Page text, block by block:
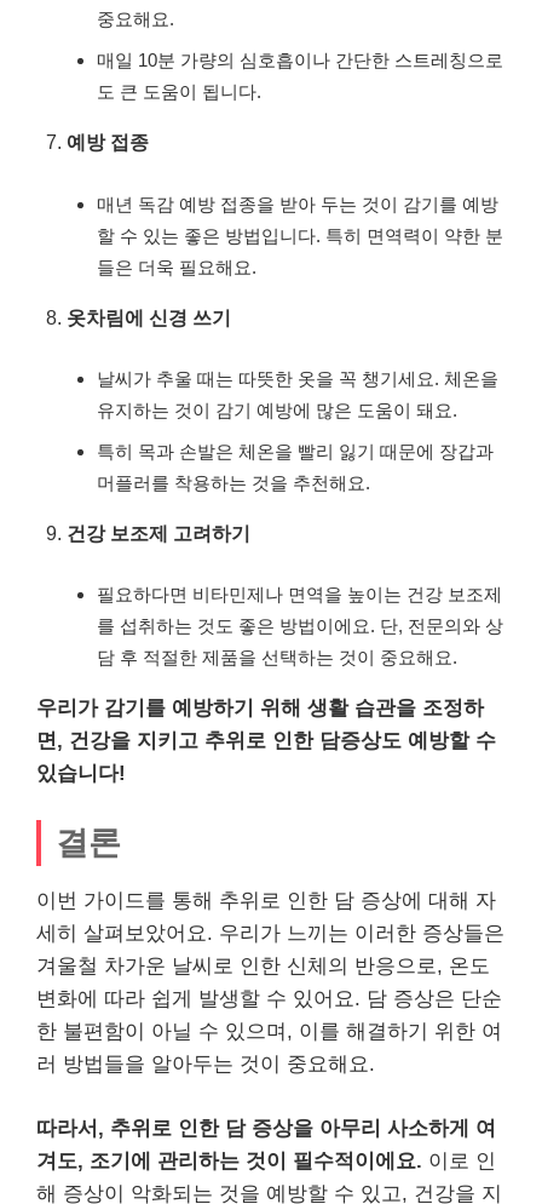
중요해요.
매일 10분 가량의 심호흡이나 간단한 스트레칭으로
도 큰 도움이 됩니다.
예방 접종
매년 독감 예방 접종을 받아 두는 것이 감기를 예방
할 수 있는 좋은 방법입니다. 특히 면역력이 약한 분
들은 더욱 필요해요.
옷차림에 신경 쓰기
날씨가 추울 때는 따뜻한 옷을 꼭 챙기세요. 체온을
유지하는 것이 감기 예방에 많은 도움이 돼요.
특히 목과 손발은 체온을 빨리 잃기 때문에 장갑과
머플러를 착용하는 것을 추천해요.
건강 보조제 고려하기
필요하다면 비타민제나 면역을 높이는 건강 보조제
를 섭취하는 것도 좋은 방법이에요. 단, 전문의와 상
담 후 적절한 제품을 선택하는 것이 중요해요.
우리가 감기를 예방하기 위해 생활 습관을 조정하
면, 건강을 지키고 추위로 인한 담증상도 예방할 수
있습니다!
결론
이번 가이드를 통해 추위로 인한 담 증상에 대해 자
세히 살펴보았어요. 우리가 느끼는 이러한 증상들은
겨울철 차가운 날씨로 인한 신체의 반응으로, 온도
변화에 따라 쉽게 발생할 수 있어요. 담 증상은 단순
한 불편함이 아닐 수 있으며, 이를 해결하기 위한 여
러 방법들을 알아두는 것이 중요해요.
따라서, 추위로 인한 담 증상을 아무리 사소하게 여
겨도, 조기에 관리하는 것이 필수적이에요. 이로 인
해 증상이 악화되는 것을 예방할 수 있고, 건강을 지